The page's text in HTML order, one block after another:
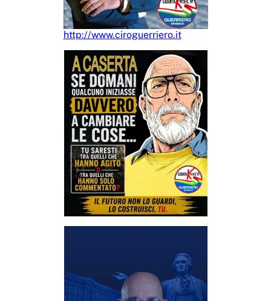
http://www.ciroguerriero.it